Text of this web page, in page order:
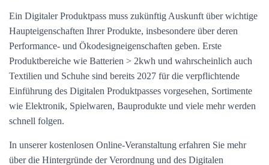
Ein Digitaler Produktpass muss zukünftig Auskunft über wichtige
Haupteigenschaften Ihrer Produkte, insbesondere über deren
Performance- und Ökodesigneigenschaften geben. Erste
Produktbereiche wie Batterien > 2kwh und wahrscheinlich auch
Textilien und Schuhe sind bereits 2027 für die verpflichtende
Einführung des Digitalen Produktpasses vorgesehen, Sortimente
wie Elektronik, Spielwaren, Bauprodukte und viele mehr werden
schnell folgen.
In unserer kostenlosen Online-Veranstaltung erfahren Sie mehr
über die Hintergründe der Verordnung und des Digitalen